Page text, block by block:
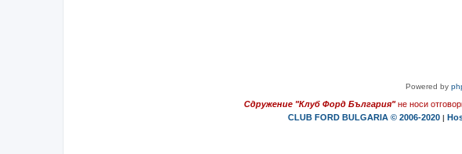
Powered by
Сдружение "Клуб Форд България" не носи
CLUB FORD BULGARIA © 2006-2020 |